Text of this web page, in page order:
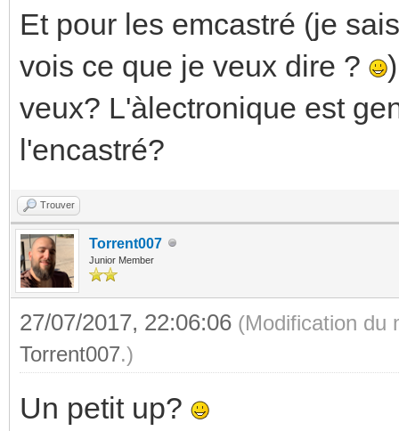
Et pour les emcastré (je
vois ce que je veux dire ?
veux? L'àlectronique est
l'encastré?
Trouver
Torrent007
Junior Member
27/07/2017, 22:06:06 (Modification du
Torrent007.)
Un petit up?